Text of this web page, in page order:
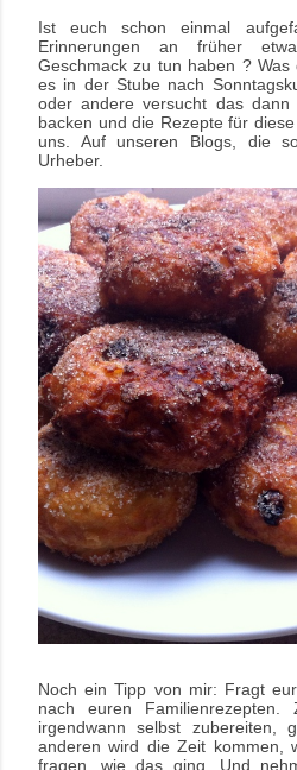
Ist euch schon einmal
Erinnerungen an früher
Geschmack zu tun haben ?
es in der Stube nach
oder andere versucht das
backen und die Rezepte für
uns. Auf unseren Blogs, die
Urheber.
Noch ein Tipp von mir: Fragt
nach euren
irgendwann selbst zubereiten,
anderen wird die Zeit kommen,
fragen, wie das ging. Und